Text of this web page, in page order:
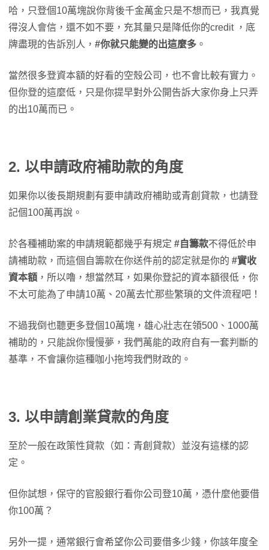
哈，只登個10萬塊說你背後千金萬金只是不想而已，我真覺
得沒人會信，還不如不要，充其量只是降低你的credit ，底
牌盡現的告訴別人， #你就只能變的出這麼多 。
當然很多登資本額的好看的空殼公司，也不會比較有實力。
但你登的這麼低，只是你提早對外公開告訴大家你身上只弄
的出10萬而已。
2. 以申請政府補助款的角度
如果你以後長期規劃有要申請政府補助或青創貸款，也請登
記個100萬再說。
於各種補助案的申請規範都幾乎有規定 #自籌款不得低於申
請補助款，而這個自籌款在你送件前的認定就是你的 #實收
資本額 ，所以嚕，想當然耳，如果你登記的資本額很低，你
不太可能為了申請10萬、20萬去忙那些繁瑣的文件流程吧！
不過我倒也聽更多登個10萬塊，雄心壯志在領500、1000萬
補助的，只能說你慢慢夢，我們萬能的政府自有一套判斷的
基準，不會讓你這種咖小拖垮我們財政的。
3. 以申請創業貸款的角度
至於一般在政策性貸款（如：青創貸款）並沒有這樣的認
定。
但你試想，保守的官股銀行看你公司登10萬，憑什麼他要借
你100萬？
另外一提，通常銀行會希望你公司要借多少錢，你該年度全